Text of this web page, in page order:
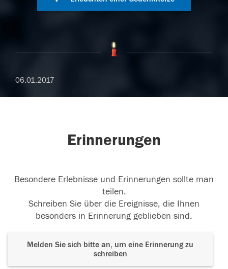
06.01.2017
Erinnerungen
Besondere Erlebnisse und Erinnerungen sollte man
teilen.
Schreiben Sie über die Ereignisse, die Ihnen
besonders in Erinnerung geblieben sind.
Melden Sie sich bitte an, um eine Erinnerung zu
schreiben